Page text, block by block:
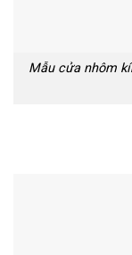
Mẫu cửa nhôm